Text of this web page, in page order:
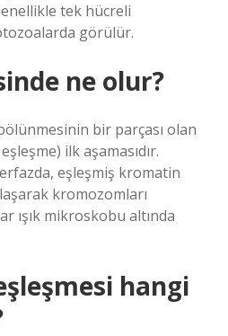
tek hücreli
görülür.
ne olur?
bir parçası olan
ilk aşamasıdır.
eşleşmiş kromatin
kromozomları
ışık mikroskobu altında
hangi